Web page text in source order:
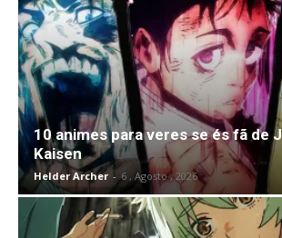
10 animes para veres se és fã de
Kaisen
Helder Archer - 6 , Agosto , 2026